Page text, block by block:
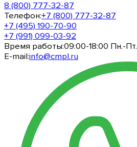
8 (800) 777-32-87
Телефон:+7 (800) 777-32-87
+7 (495) 190-70-90
+7 (991) 099-03-92
Время работы:09:00-18:00 Пн.-Пт.
E-mail:info@cmpl.ru